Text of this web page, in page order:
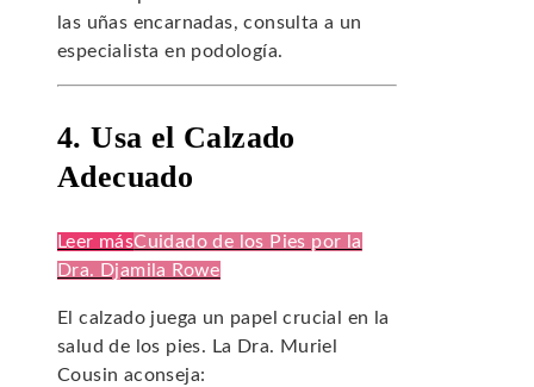
las uñas encarnadas, consulta a un
especialista en podología.
4. Usa el Calzado
Adecuado
Leer másCuidado de los Pies por la
Dra. Djamila Rowe
El calzado juega un papel crucial en la
salud de los pies. La Dra. Muriel
Cousin aconseja: